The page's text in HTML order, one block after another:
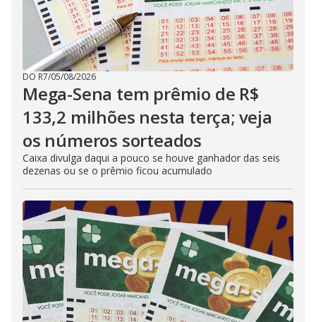
DO R7/05/08/2026
Mega-Sena tem prêmio de R$
133,2 milhões nesta terça; veja
os números sorteados
Caixa divulga daqui a pouco se houve ganhador das seis
dezenas ou se o prêmio ficou acumulado